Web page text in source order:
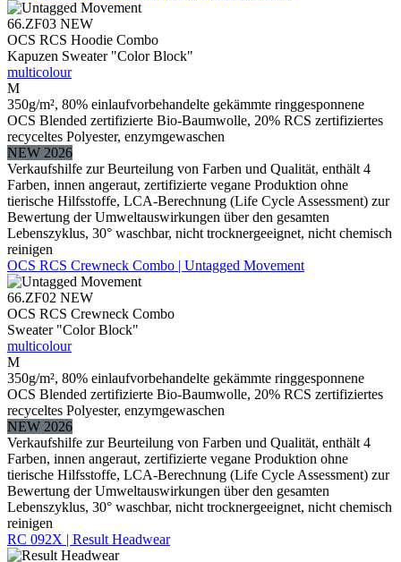
66.ZF03 NEW
OCS RCS Hoodie Combo
Kapuzen Sweater "Color Block"
multicolour
M
350g/m², 80% einlaufvorbehandelte gekämmte ringgesponnene
OCS Blended zertifizierte Bio-Baumwolle, 20% RCS zertifiziertes
recyceltes Polyester, enzymgewaschen
NEW 2026
Verkaufshilfe zur Beurteilung von Farben und Qualität, enthält 4
Farben, innen angeraut, zertifizierte vegane Produktion ohne
tierische Hilfsstoffe, LCA-Berechnung (Life Cycle Assessment) zur
Bewertung der Umweltauswirkungen über den gesamten
Lebenszyklus, 30° waschbar, nicht trocknergeeignet, nicht chemisch
reinigen
OCS RCS Crewneck Combo | Untagged Movement
66.ZF02 NEW
OCS RCS Crewneck Combo
Sweater "Color Block"
multicolour
M
350g/m², 80% einlaufvorbehandelte gekämmte ringgesponnene
OCS Blended zertifizierte Bio-Baumwolle, 20% RCS zertifiziertes
recyceltes Polyester, enzymgewaschen
NEW 2026
Verkaufshilfe zur Beurteilung von Farben und Qualität, enthält 4
Farben, innen angeraut, zertifizierte vegane Produktion ohne
tierische Hilfsstoffe, LCA-Berechnung (Life Cycle Assessment) zur
Bewertung der Umweltauswirkungen über den gesamten
Lebenszyklus, 30° waschbar, nicht trocknergeeignet, nicht chemisch
reinigen
RC 092X | Result Headwear